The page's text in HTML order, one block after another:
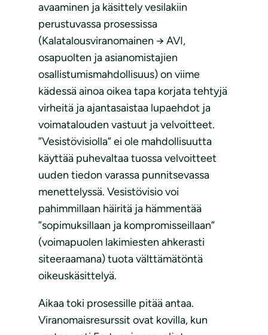
avaaminen ja käsittely vesilakiin
perustuvassa prosessissa
(Kalatalousviranomainen → AVI,
osapuolten ja asianomistajien
osallistumismahdollisuus) on viime
kädessä ainoa oikea tapa korjata tehtyjä
virheitä ja ajantasaistaa lupaehdot ja
voimatalouden vastuut ja velvoitteet.
”Vesistövisiolla” ei ole mahdollisuutta
käyttää puhevaltaa tuossa velvoitteet
uuden tiedon varassa punnitsevassa
menettelyssä. Vesistövisio voi
pahimmillaan häiritä ja hämmentää
”sopimuksillaan ja kompromisseillaan”
(voimapuolen lakimiesten ahkerasti
siteeraamana) tuota välttämätöntä
oikeuskäsittelyä.
Aikaa toki prosessille pitää antaa.
Viranomaisresurssit ovat kovilla, kun